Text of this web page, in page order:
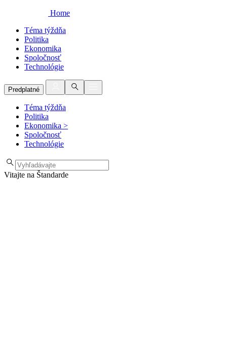
Home
Téma týždňa
Politika
Ekonomika
Spoločnosť
Technológie
Predplatné
Téma týždňa
Politika
Ekonomika >
Spoločnosť
Technológie
Vitajte na Štandarde